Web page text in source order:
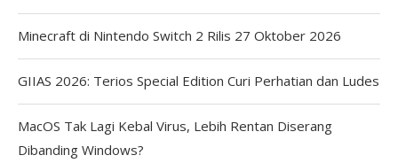
Minecraft di Nintendo Switch 2 Rilis 27 Oktober 2026
GIIAS 2026: Terios Special Edition Curi Perhatian dan Ludes
MacOS Tak Lagi Kebal Virus, Lebih Rentan Diserang
Dibanding Windows?